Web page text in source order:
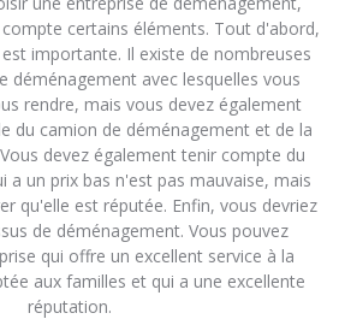
certains éléments. Tout d'abord,
importante. Il existe de nombreuses
déménagement avec lesquelles vous
rendre, mais vous devez également
du camion de déménagement et de la
devez également tenir compte du
a un prix bas n'est pas mauvaise, mais
qu'elle est réputée. Enfin, vous devriez
de déménagement. Vous pouvez
qui offre un excellent service à la
aux familles et qui a une excellente
réputation.